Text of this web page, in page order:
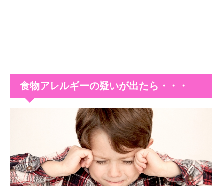
食物アレルギーの疑いが出たら・・・